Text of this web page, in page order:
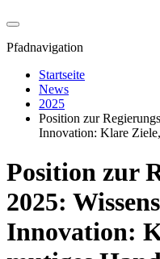
Pfadnavigation
Startseite
News
2025
Position zur
Innovation: Klare
Position zur
2025:
Innovation: